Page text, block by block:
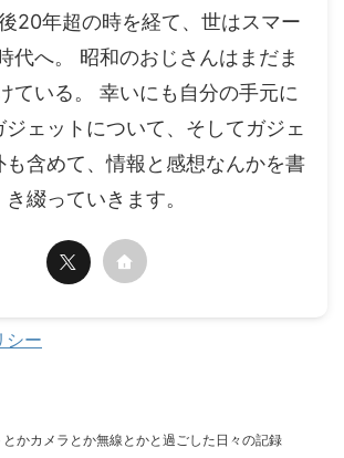
20年超の時を経て、世はスマー
代へ。 昭和のおじさんはまだま
ている。 幸いにも自分の手元に
ェットについて、そしてガジェ
も含めて、情報と感想なんかを書
き綴っていきます。
シー
かカメラとか無線とかと過ごした日々の記録